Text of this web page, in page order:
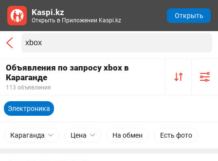
Объявления по запросу xbox в
Караганде
113 объявления
Электроника
Караганда Цена На обмен Есть фото
Kaspi.kz
Открыть в Приложении Kaspi.kz
Открыть